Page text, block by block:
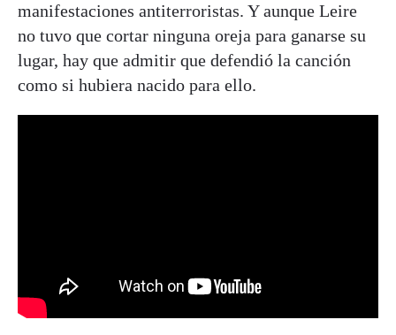
manifestaciones antiterroristas. Y aunque Leire
no tuvo que cortar ninguna oreja para ganarse su
lugar, hay que admitir que defendió la canción
como si hubiera nacido para ello.